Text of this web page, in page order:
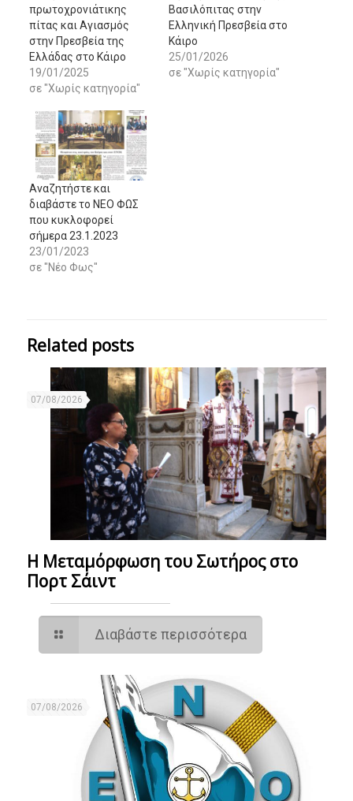
πρωτοχρονιάτικης
πίτας και Αγιασμός
στην Πρεσβεία της
Ελλάδας στο Κάιρο
19/01/2025
σε "Χωρίς κατηγορία"
Βασιλόπιτας στην
Ελληνική Πρεσβεία στο
Κάιρο
25/01/2026
σε "Χωρίς κατηγορία"
Αναζητήστε και
διαβάστε το ΝΕΟ ΦΩΣ
που κυκλοφορεί
σήμερα 23.1.2023
23/01/2023
σε "Νέο Φως"
Related posts
07/08/2026
Η Μεταμόρφωση του Σωτήρος στο
Πορτ Σάιντ
Διαβάστε περισσότερα
07/08/2026